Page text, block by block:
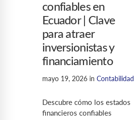
confiables en
Ecuador | Clave
para atraer
inversionistas y
financiamiento
mayo 19, 2026 in Contabilidad
Descubre cómo los estados
financieros confiables